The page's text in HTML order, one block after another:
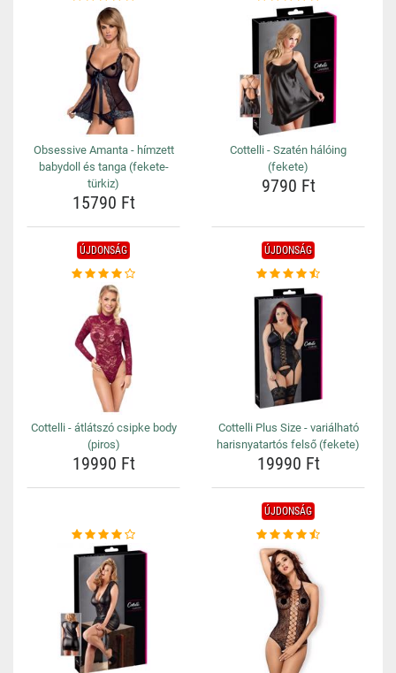
Obsessive Amanta - hímzett
babydoll és tanga (fekete-
türkiz)
15790 Ft
Cottelli - Szatén hálóing
(fekete)
9790 Ft
ÚJDONSÁG
Cottelli - átlátszó csipke body
(piros)
19990 Ft
ÚJDONSÁG
Cottelli Plus Size - variálható
harisnyatartós felső (fekete)
19990 Ft
ÚJDONSÁG